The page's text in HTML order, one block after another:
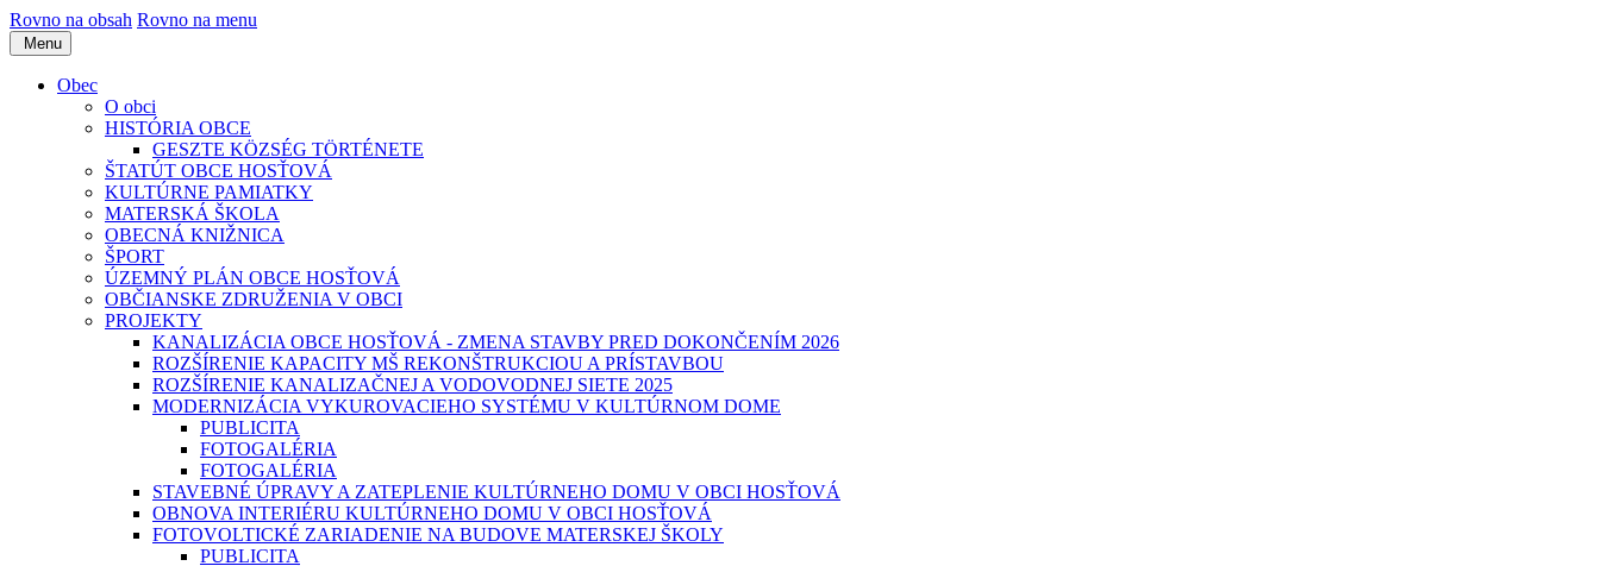
Rovno na obsah Rovno na menu
Menu
Obec
O obci
HISTÓRIA OBCE
GESZTE KÖZSÉG TÖRTÉNETE
ŠTATÚT OBCE HOSŤOVÁ
KULTÚRNE PAMIATKY
MATERSKÁ ŠKOLA
OBECNÁ KNIŽNICA
ŠPORT
ÚZEMNÝ PLÁN OBCE HOSŤOVÁ
OBČIANSKE ZDRUŽENIA V OBCI
PROJEKTY
KANALIZÁCIA OBCE HOSŤOVÁ - ZMENA STAVBY PRED DOKONČENÍM 2026
ROZŠÍRENIE KAPACITY MŠ REKONŠTRUKCIOU A PRÍSTAVBOU
ROZŠÍRENIE KANALIZAČNEJ A VODOVODNEJ SIETE 2025
MODERNIZÁCIA VYKUROVACIEHO SYSTÉMU V KULTÚRNOM DOME
PUBLICITA
FOTOGALÉRIA
FOTOGALÉRIA
STAVEBNÉ ÚPRAVY A ZATEPLENIE KULTÚRNEHO DOMU V OBCI HOSŤOVÁ
OBNOVA INTERIÉRU KULTÚRNEHO DOMU V OBCI HOSŤOVÁ
FOTOVOLTICKÉ ZARIADENIE NA BUDOVE MATERSKEJ ŠKOLY
PUBLICITA